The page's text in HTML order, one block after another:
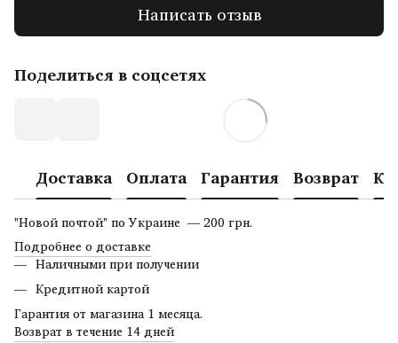
Написать отзыв
Поделиться в соцсетях
Доставка Оплата Гарантия Возврат
"Новой почтой" по Украине — 200 грн.
Подробнее о доставке
Наличными при получении
Кредитной картой
Гарантия от магазина 1 месяца.
Возврат в течение 14 дней